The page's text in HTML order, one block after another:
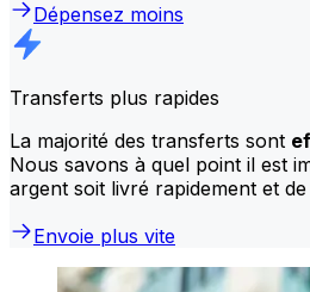
Dépensez moins
Transferts plus rapides
La majorité des transferts sont
Nous savons à quel point il est
argent soit livré rapidement et
Envoie plus vite